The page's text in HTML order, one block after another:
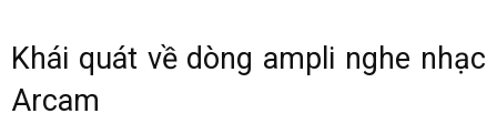
Khái quát về dòng ampli nghe nhạc
Arcam